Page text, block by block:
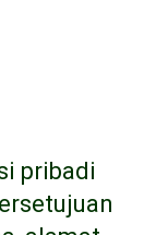
pribadi